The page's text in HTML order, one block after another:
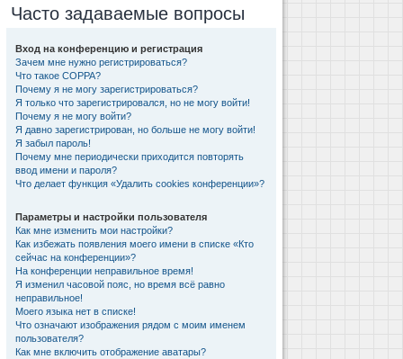
Часто задаваемые вопросы
Вход на конференцию и регистрация
Зачем мне нужно регистрироваться?
Что такое COPPA?
Почему я не могу зарегистрироваться?
Я только что зарегистрировался, но не могу войти!
Почему я не могу войти?
Я давно зарегистрирован, но больше не могу войти!
Я забыл пароль!
Почему мне периодически приходится повторять
ввод имени и пароля?
Что делает функция «Удалить cookies конференции»?
Параметры и настройки пользователя
Как мне изменить мои настройки?
Как избежать появления моего имени в списке «Кто
сейчас на конференции»?
На конференции неправильное время!
Я изменил часовой пояс, но время всё равно
неправильное!
Моего языка нет в списке!
Что означают изображения рядом с моим именем
пользователя?
Как мне включить отображение аватары?